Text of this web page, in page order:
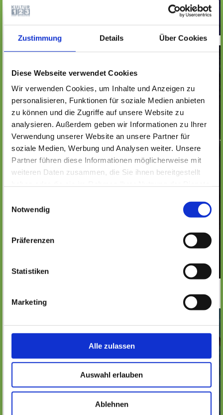
Zustimmung Details Über Cookies
Diese Webseite verwendet Cookies
Wir verwenden Cookies, um Inhalte und Anzeigen zu
personalisieren, Funktionen für soziale Medien anbieten
zu können und die Zugriffe auf unsere Website zu
analysieren. Außerdem geben wir Informationen zu Ihrer
Verwendung unserer Website an unsere Partner für
soziale Medien, Werbung und Analysen weiter. Unsere
Partner führen diese Informationen möglicherweise mit
weiteren Daten zusammen, die Sie ihnen bereitgestellt
Datenschutzhinweise
Notwendig
Präferenzen
Statistiken
Marketing
Alle zulassen
Auswahl erlauben
Ablehnen